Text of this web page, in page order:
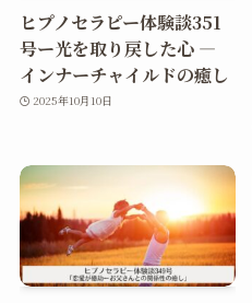
ヒプノセラピー体験談351
号ー光を取り戻した心 ―
インナーチャイルドの癒し
2025年10月10日